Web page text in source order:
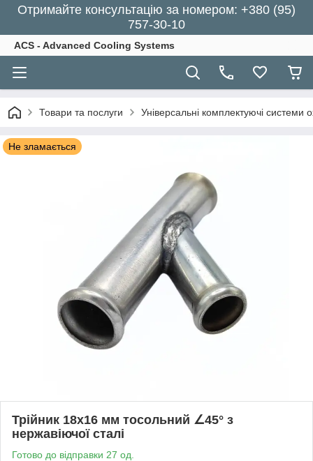
Отримайте консультацію за номером: +380 (95)
757-30-10
ACS - Advanced Cooling Systems
Товари та послуги Універсальні комплектуючі системи
Не зламається
Трійник 18x16 мм тосольний ∠45° з
нержавіючої сталі
Готово до відправки 27 од.